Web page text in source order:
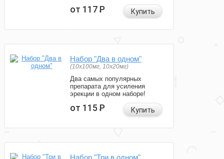
от 117Р Купить
Набор "Два в одном"
(10x100мг, 10x20мг)
Два самых популярных
препарата для усиления
эрекции в одном наборе!
от 115Р Купить